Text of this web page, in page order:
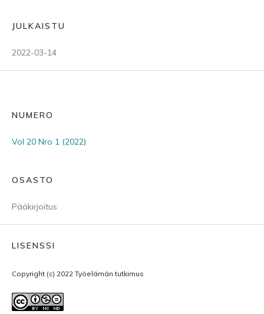
JULKAISTU
2022-03-14
NUMERO
Vol 20 Nro 1 (2022)
OSASTO
Pääkirjoitus
LISENSSI
Copyright (c) 2022 Työelämän tutkimus